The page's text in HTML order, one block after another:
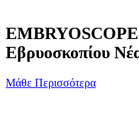
Εβρυοσκοπίου
Μάθε Περισσότερα